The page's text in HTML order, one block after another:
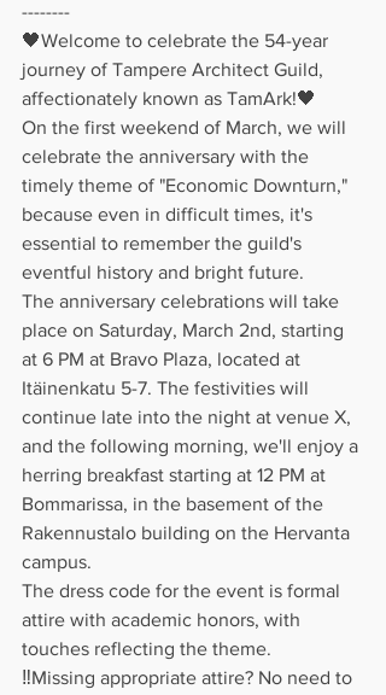
--------
🖤Welcome to celebrate the 54-year
journey of Tampere Architect Guild,
affectionately known as TamArk!🖤
On the first weekend of March, we will
celebrate the anniversary with the
timely theme of "Economic Downturn,"
because even in difficult times, it's
essential to remember the guild's
eventful history and bright future.
The anniversary celebrations will take
place on Saturday, March 2nd, starting
at 6 PM at Bravo Plaza, located at
Itäinenkatu 5-7. The festivities will
continue late into the night at venue X,
and the following morning, we'll enjoy a
herring breakfast starting at 12 PM at
Bommarissa, in the basement of the
Rakennustalo building on the Hervanta
campus.
The dress code for the event is formal
attire with academic honors, with
touches reflecting the theme.
‼️Missing appropriate attire? No need to